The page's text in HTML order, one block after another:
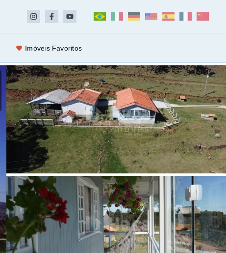
Imóveis Favoritos